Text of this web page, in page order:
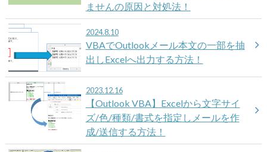
ませんの原因と対処法！
2024.8.10
VBAでOutlookメール本文の一部を抽
出しExcelへ出力する方法！
2023.12.16
【Outlook VBA】Excelから文字サイ
ズ/色/種類/書式を指定しメールを作
成/送信する方法！